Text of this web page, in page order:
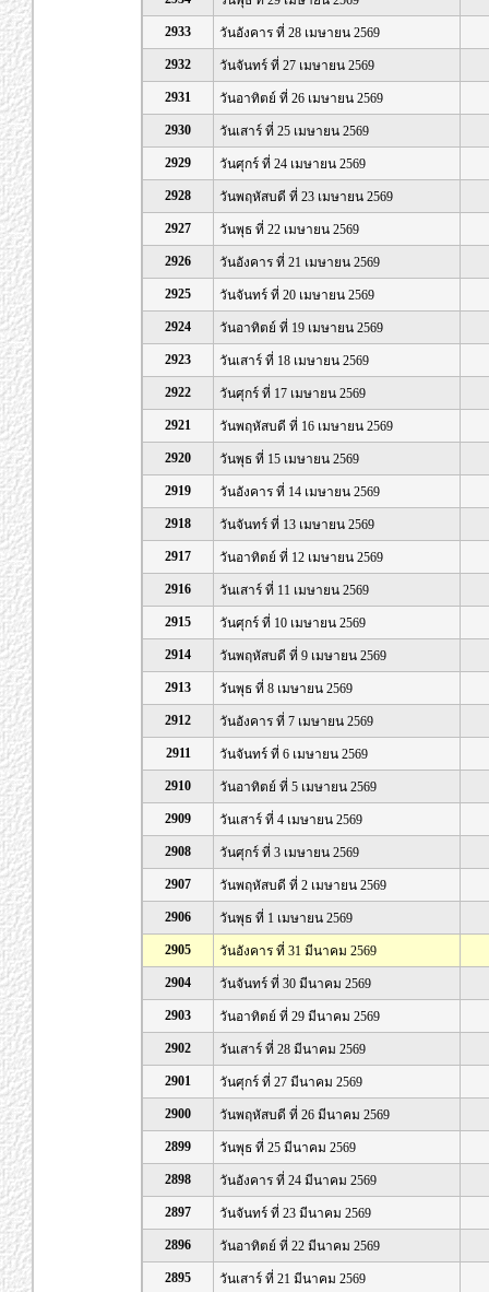
2933 วันอังคาร ที่ 28 เมษายน 2569
2932 วันจันทร์ ที่ 27 เมษายน 2569
2931 วันอาทิตย์ ที่ 26 เมษายน 2569
2930 วันเสาร์ ที่ 25 เมษายน 2569
2929 วันศุกร์ ที่ 24 เมษายน 2569
2928 วันพฤหัสบดี ที่ 23 เมษายน 2569
2927 วันพุธ ที่ 22 เมษายน 2569
2926 วันอังคาร ที่ 21 เมษายน 2569
2925 วันจันทร์ ที่ 20 เมษายน 2569
2924 วันอาทิตย์ ที่ 19 เมษายน 2569
2923 วันเสาร์ ที่ 18 เมษายน 2569
2922 วันศุกร์ ที่ 17 เมษายน 2569
2921 วันพฤหัสบดี ที่ 16 เมษายน 2569
2920 วันพุธ ที่ 15 เมษายน 2569
2919 วันอังคาร ที่ 14 เมษายน 2569
2918 วันจันทร์ ที่ 13 เมษายน 2569
2917 วันอาทิตย์ ที่ 12 เมษายน 2569
2916 วันเสาร์ ที่ 11 เมษายน 2569
2915 วันศุกร์ ที่ 10 เมษายน 2569
2914 วันพฤหัสบดี ที่ 9 เมษายน 2569
2913 วันพุธ ที่ 8 เมษายน 2569
2912 วันอังคาร ที่ 7 เมษายน 2569
2911 วันจันทร์ ที่ 6 เมษายน 2569
2910 วันอาทิตย์ ที่ 5 เมษายน 2569
2909 วันเสาร์ ที่ 4 เมษายน 2569
2908 วันศุกร์ ที่ 3 เมษายน 2569
2907 วันพฤหัสบดี ที่ 2 เมษายน 2569
2906 วันพุธ ที่ 1 เมษายน 2569
2905 วันอังคาร ที่ 31 มีนาคม 2569
2904 วันจันทร์ ที่ 30 มีนาคม 2569
2903 วันอาทิตย์ ที่ 29 มีนาคม 2569
2902 วันเสาร์ ที่ 28 มีนาคม 2569
2901 วันศุกร์ ที่ 27 มีนาคม 2569
2900 วันพฤหัสบดี ที่ 26 มีนาคม 2569
2899 วันพุธ ที่ 25 มีนาคม 2569
2898 วันอังคาร ที่ 24 มีนาคม 2569
2897 วันจันทร์ ที่ 23 มีนาคม 2569
2896 วันอาทิตย์ ที่ 22 มีนาคม 2569
2895 วันเสาร์ ที่ 21 มีนาคม 2569